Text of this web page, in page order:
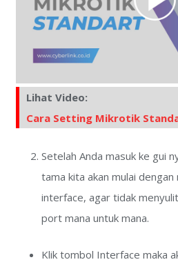
Lihat Video:
Cara Setting Mikrotik
Setelah Anda masuk ke gui
tama kita akan mulai dengan
interface, agar tidak
port mana untuk mana.
Klik tombol Interface maka